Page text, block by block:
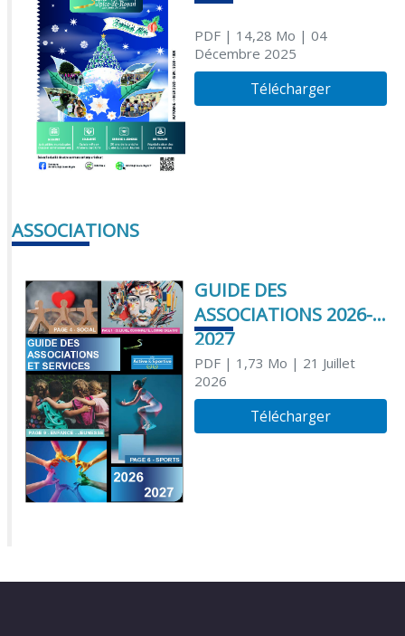
PDF| 14,28 Mo | 04
Décembre 2025
Télécharger
ASSOCIATIONS
GUIDE DES
ASSOCIATIONS 2026-
2027
PDF| 1,73 Mo | 21 Juillet
2026
Télécharger